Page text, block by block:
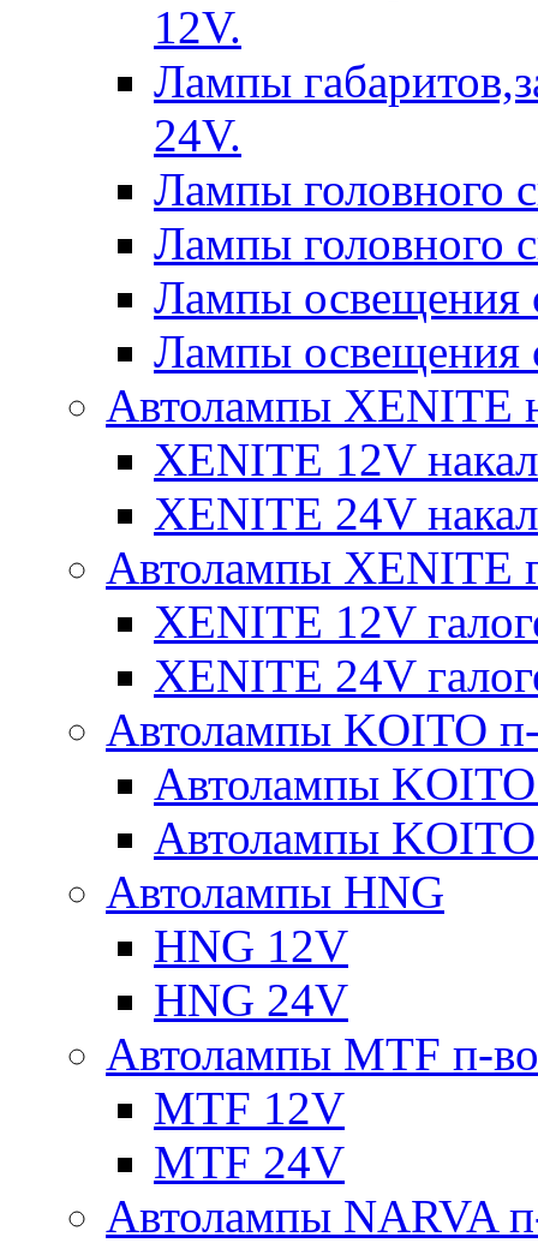
12V.
Лампы
24V.
Лампы головного
Лампы головного
Лампы освещения
Лампы освещения
Автолампы XENITE
XENITE 12V
XENITE 24V
Автолампы XENITE
XENITE 12V
XENITE 24V
Автолампы KOITO
Автолампы
Автолампы
Автолампы HNG
HNG 12V
HNG 24V
Автолампы MTF п-
MTF 12V
MTF 24V
Автолампы NARVA